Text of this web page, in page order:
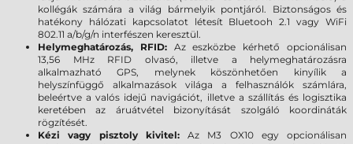
kollégák számára a világ bármelyik pontjáról. Biztonságos és
hatékony hálózati kapcsolatot létesít Bluetooh 2.1 vagy WiFi
802.11 a/b/g/n interfészen keresztül.
Helymeghatározás, RFID: Az eszközbe kérhető opcionálisan
13,56 MHz RFID olvasó, illetve a helymeghatározásra
alkalmazható GPS, melynek köszönhetően kinyílik a
helyszínfüggő alkalmazások világa a felhasználók számlára,
beleértve a valós idejű navigációt, illetve a szállítás és logisztika
keretében az áruátvétel bizonyítását szolgáló koordináták
rögzítését.
Kézi vagy pisztoly kivitel: Az M3 OX10 egy opcionálisan